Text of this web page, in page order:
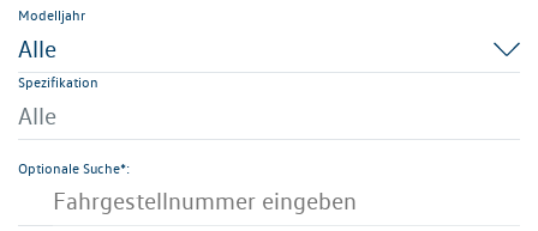
Modelljahr
Alle
Spezifikation
Alle
Optionale Suche*: